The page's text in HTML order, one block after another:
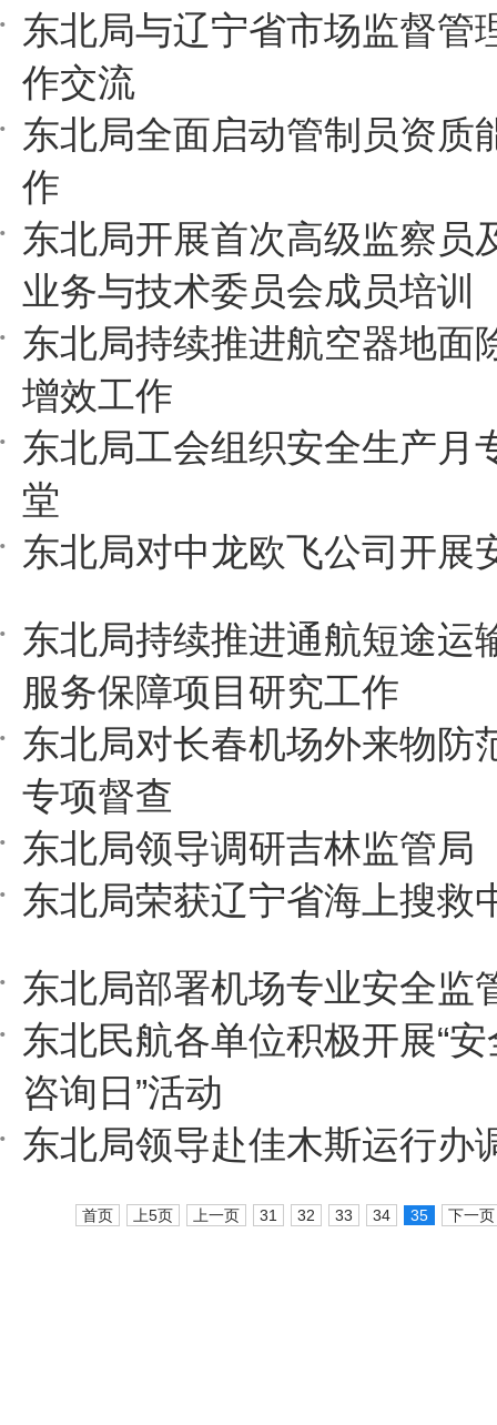
东北局与辽宁省市场监督管
作交流
东北局全面启动管制员资质
作
东北局开展首次高级监察员
业务与技术委员会成员培训
东北局持续推进航空器地面
增效工作
东北局工会组织安全生产月
堂
东北局对中龙欧飞公司开展
东北局持续推进通航短途运
服务保障项目研究工作
东北局对长春机场外来物防
专项督查
东北局领导调研吉林监管局
东北局荣获辽宁省海上搜救
东北局部署机场专业安全监
东北民航各单位积极开展“
咨询日”活动
东北局领导赴佳木斯运行办
首页 上5页 上一页 31 32 33 34 35 下一页